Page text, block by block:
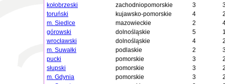
kołobrzeski
zachodniopomorskie 3
toruński
kujawsko-pomorskie 4
m. Siedlce
mazowieckie 2
górowski
dolnośląskie 5
wrocławski
dolnośląskie 4
m. Suwałki
podlaskie 2
pucki
pomorskie 3
słupski
pomorskie 3
m. Gdynia
pomorskie 3